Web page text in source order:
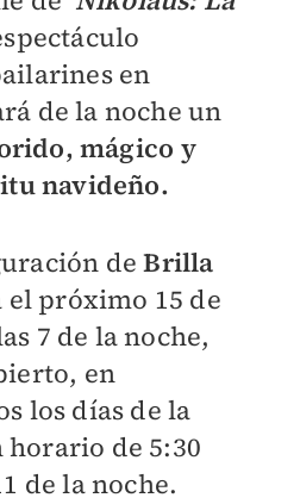
en
de la noche un
mágico y
navideño.
deBrilla
el próximo 15 de
7 de la noche,
en
los días de la
horario de 5:30
de la noche.